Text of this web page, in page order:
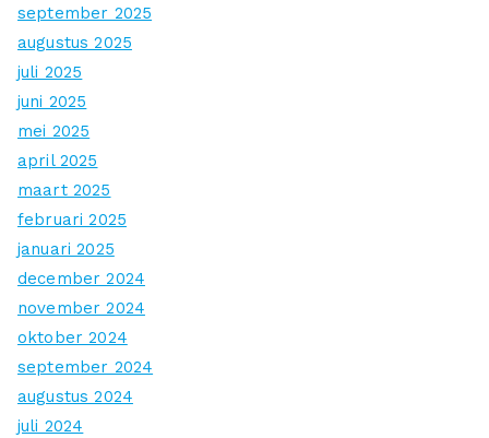
september 2025
augustus 2025
juli 2025
juni 2025
mei 2025
april 2025
maart 2025
februari 2025
januari 2025
december 2024
november 2024
oktober 2024
september 2024
augustus 2024
juli 2024